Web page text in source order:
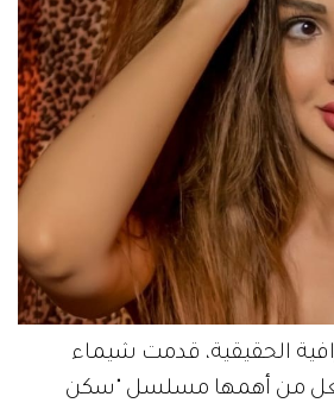
الحقيقية، قدمت شيماء
لعل من أهمها مسلسل "سكن